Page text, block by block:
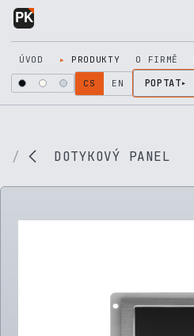
Přejít na obsah
ÚVOD PRODUKTY O FIRMĚ
CS EN POPTAT
DOTYKOVÝ PANEL